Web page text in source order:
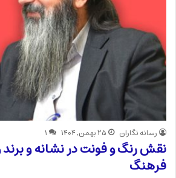
رسانه نگاران ۲۵ بهمن, ۱۴۰۴ ۱
نقش رنگ و فونت در نشانه و برند و
فرهنگ